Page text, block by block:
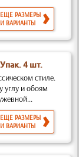
ЕЩЕ РАЗМЕРЫ
И ВАРИАНТЫ
4 шт.
стиле.
углу и обоям
ЕЩЕ РАЗМЕРЫ
И ВАРИАНТЫ